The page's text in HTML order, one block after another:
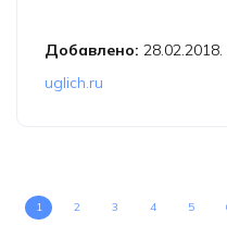
Добавлено: 28.02.2018.
uglich.ru
1 2 3 4 5